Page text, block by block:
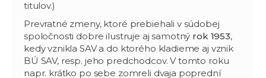
titulov.)
Prevratné zmeny, ktoré prebiehali v súdobej
spoločnosti dobre ilustruje aj samotný rok 1953,
kedy vznikla SAV a do ktorého kladieme aj vznik
BÚ SAV, resp. jeho predchodcov. V tomto roku
napr. krátko po sebe zomreli dvaja poprední